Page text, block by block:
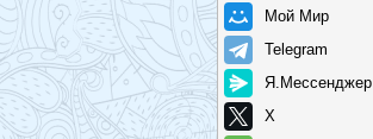
Мой Мир
Telegram
Я.Мессенджер
X